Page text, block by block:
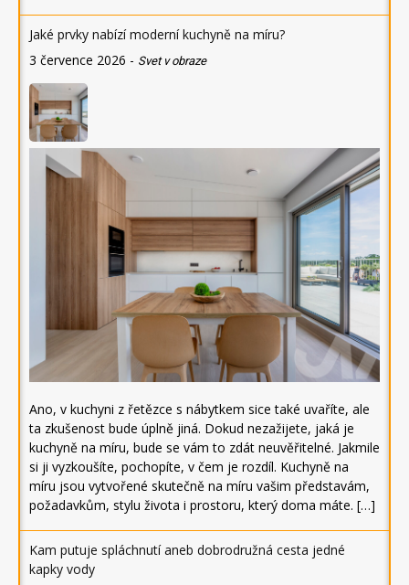
Jaké prvky nabízí moderní kuchyně na míru?
3 července 2026 - Svet v obraze
Ano, v kuchyni z řetězce s nábytkem sice také uvaříte, ale
ta zkušenost bude úplně jiná. Dokud nezažijete, jaká je
kuchyně na míru, bude se vám to zdát neuvěřitelné. Jakmile
si ji vyzkoušíte, pochopíte, v čem je rozdíl. Kuchyně na
míru jsou vytvořené skutečně na míru vašim představám,
požadavkům, stylu života i prostoru, který doma máte. […]
Kam putuje spláchnutí aneb dobrodružná cesta jedné
kapky vody